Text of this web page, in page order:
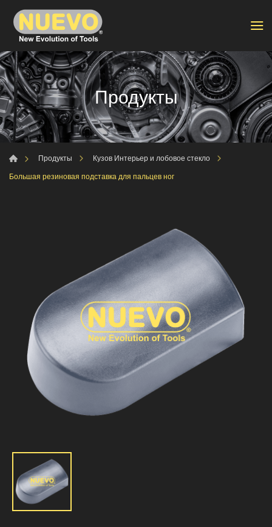
Продукты
Продукты
Кузов Интерьер и лобовое стекло
Большая резиновая подставка для пальцев ног